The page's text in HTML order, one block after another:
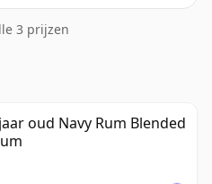
3 prijzen
oud Navy Rum Blended